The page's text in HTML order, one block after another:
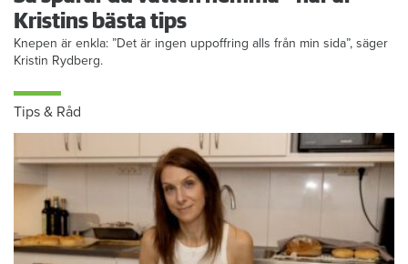
Kristins bästa tips
Knepen är enkla: ”Det är ingen uppoffring alls från min sida”, säger
Kristin Rydberg.
Tips & Råd